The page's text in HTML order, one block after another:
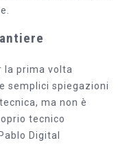
la prima volta
semplici spiegazioni
ma non è
tecnico
Digital